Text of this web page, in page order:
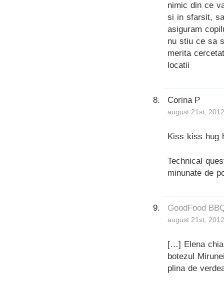
nimic din ce
si in sfarsit,
asiguram
nu stiu ce sa
merita
locatii
Corina P
august 21st,
Kiss kiss hug
Technical
minunate de
GoodFood
august 21st,
[…] Elena
botezul
plina de